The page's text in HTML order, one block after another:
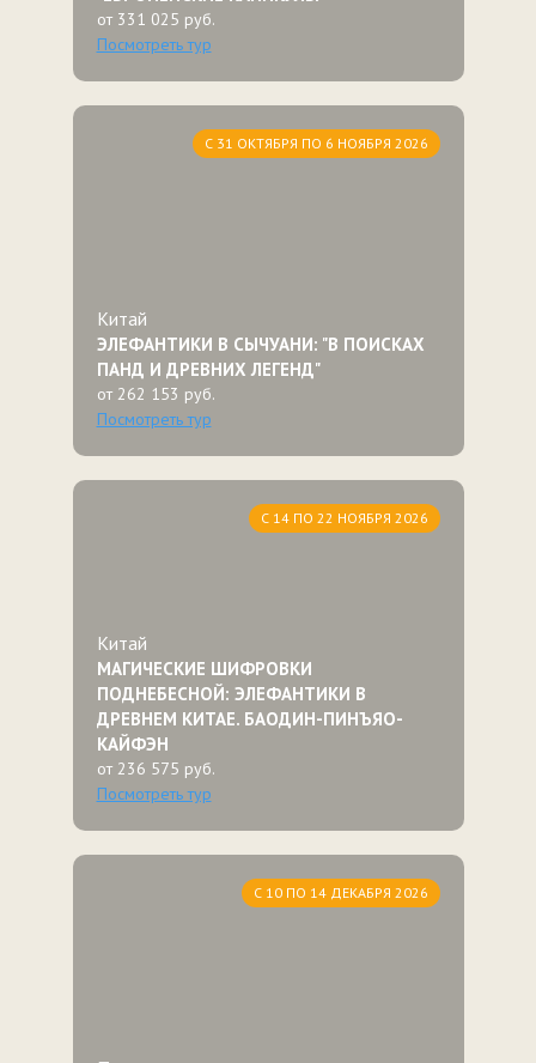
от 331 025 руб.
Посмотреть тур
С 31 ОКТЯБРЯ ПО 6 НОЯБРЯ 2026
Китай
ЭЛЕФАНТИКИ В СЫЧУАНИ: "В ПОИСКАХ
ПАНД И ДРЕВНИХ ЛЕГЕНД"
от 262 153 руб.
Посмотреть тур
С 14 ПО 22 НОЯБРЯ 2026
Китай
МАГИЧЕСКИЕ ШИФРОВКИ
ПОДНЕБЕСНОЙ: ЭЛЕФАНТИКИ В
ДРЕВНЕМ КИТАЕ. БАОДИН-ПИНЪЯО-
КАЙФЭН
от 236 575 руб.
Посмотреть тур
С 10 ПО 14 ДЕКАБРЯ 2026